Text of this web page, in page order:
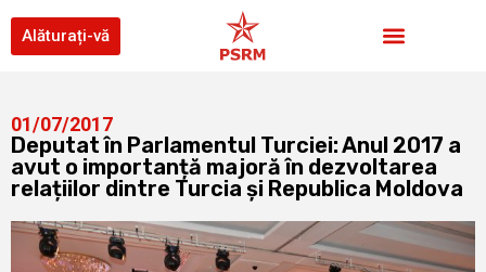
Alăturați-vă
01/07/2017
Deputat în Parlamentul Turciei: Anul 2017 a
avut o importanță majoră în dezvoltarea
relațiilor dintre Turcia și Republica Moldova